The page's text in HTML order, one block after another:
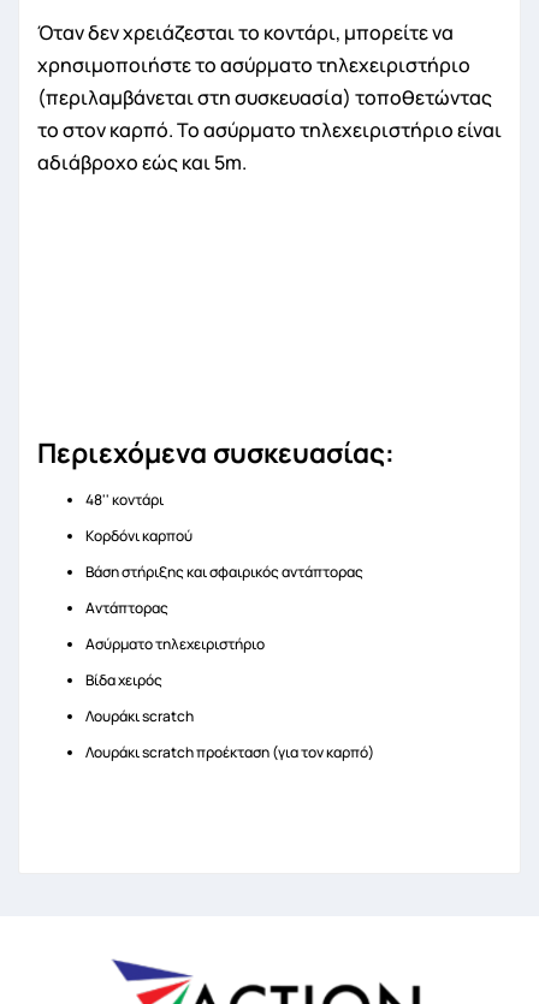
Όταν δεν χρειάζεσται το κοντάρι, μπορείτε να
χρησιμοποιήστε το ασύρματο τηλεχειριστήριο
(περιλαμβάνεται στη συσκευασία) τοποθετώντας
το στον καρπό. Το ασύρματο τηλεχειριστήριο είναι
αδιάβροχο εώς και 5m.
Περιεχόμενα συσκευασίας:
48'' κοντάρι
Κορδόνι καρπού
Βάση στήριξης και σφαιρικός αντάπτορας
Αντάπτορας
Ασύρματο τηλεχειριστήριο
Βίδα χειρός
Λουράκι scratch
Λουράκι scratch προέκταση (για τον καρπό)